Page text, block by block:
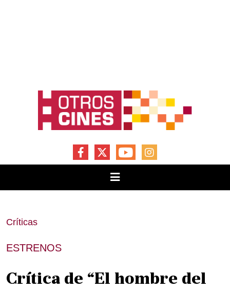
FACEBOOKYOUTUBEINSTAGRAM
Críticas
ESTRENOS
Crítica de “El hombre del